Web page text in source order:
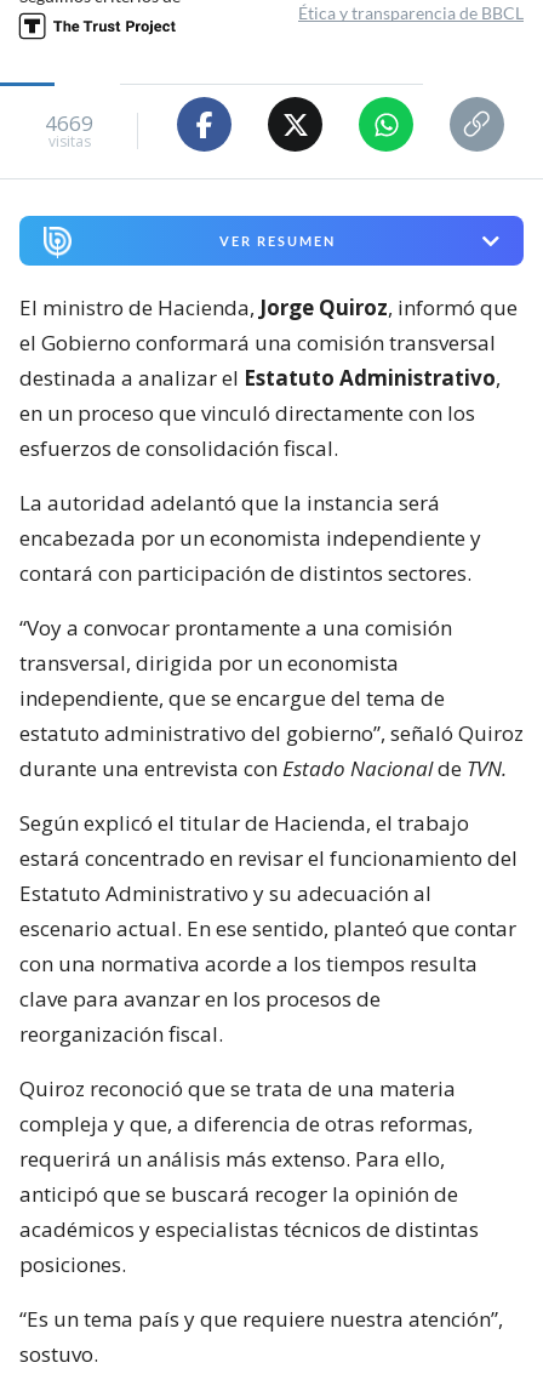
Ética y transparencia de BBCL
4669
visitas
VER RESUMEN
El ministro de Hacienda, Jorge Quiroz, informó que
el Gobierno conformará una comisión transversal
destinada a analizar el Estatuto Administrativo,
en un proceso que vinculó directamente con los
esfuerzos de consolidación fiscal.
La autoridad adelantó que la instancia será
encabezada por un economista independiente y
contará con participación de distintos sectores.
“Voy a convocar prontamente a una comisión
transversal, dirigida por un economista
independiente, que se encargue del tema de
estatuto administrativo del gobierno”, señaló Quiroz
durante una entrevista conEstado Nacionalde TVN.
Según explicó el titular de Hacienda, el trabajo
estará concentrado en revisar el funcionamiento del
Estatuto Administrativo y su adecuación al
escenario actual. En ese sentido, planteó que contar
con una normativa acorde a los tiempos resulta
clave para avanzar en los procesos de
reorganización fiscal.
Quiroz reconoció que se trata de una materia
compleja y que, a diferencia de otras reformas,
requerirá un análisis más extenso. Para ello,
anticipó que se buscará recoger la opinión de
académicos y especialistas técnicos de distintas
posiciones.
“Es un tema país y que requiere nuestra atención”,
sostuvo.